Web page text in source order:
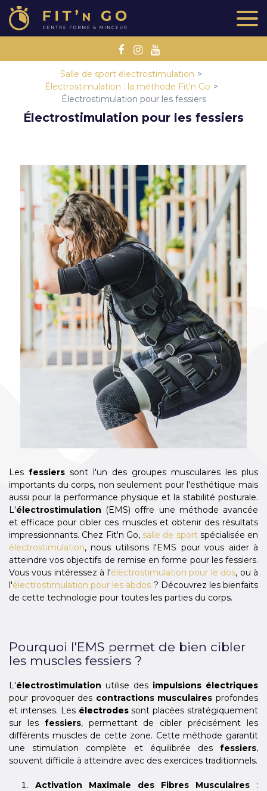
Salle de sport électrostimulation
Électrostimulation : la méthode Fit'n Go
Électrostimulation pour les fessiers
Électrostimulation pour les fessiers
Les fessiers sont l'un des groupes musculaires les plus
importants du corps, non seulement pour l'esthétique mais
aussi pour la performance physique et la stabilité posturale.
L'électrostimulation (EMS) offre une méthode avancée
et efficace pour cibler ces muscles et obtenir des résultats
impressionnants. Chez Fit'n Go, salle de sportspécialisée en
électrostimulation, nous utilisons l'EMS pour vous aider à
atteindre vos objectifs de remise en forme pour les fessiers.
Vous vous intéressez à l'électrostimulation pour le dos, ou à
l'électrostimulation pour les abdos ? Découvrez les bienfaits
de cette technologie pour toutes les parties du corps.
Pourquoi l'EMS permet de bien cibler
les muscles fessiers ?
L'électrostimulation utilise des impulsions électriques
pour provoquer des contractions musculaires profondes
et intenses. Les électrodessont placées stratégiquement
sur les fessiers, permettant de cibler précisément les
différents muscles de cette zone. Cette méthode garantit
une stimulation complète et équilibrée des fessiers,
souvent difficile à atteindre avec des exercices traditionnels.
Activation Maximale des Fibres Musculaires :